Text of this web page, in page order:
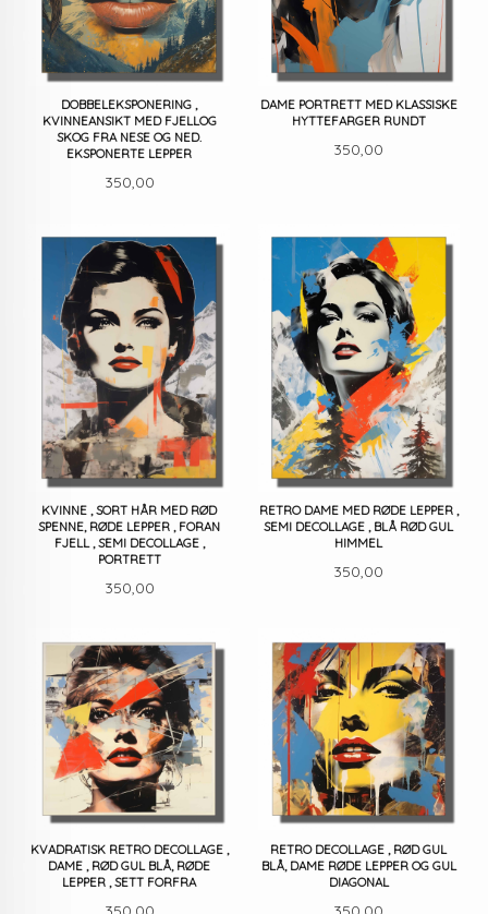
DOBBELEKSPONERING ,
KVINNEANSIKT MED FJELLOG
SKOG FRA NESE OG NED.
EKSPONERTE LEPPER
Pris
350,00
DAME PORTRETT MED KLASSISKE
HYTTEFARGER RUNDT
Pris
350,00
KVINNE , SORT HÅR MED RØD
SPENNE, RØDE LEPPER , FORAN
FJELL , SEMI DECOLLAGE ,
PORTRETT
Pris
350,00
RETRO DAME MED RØDE LEPPER ,
SEMI DECOLLAGE , BLÅ RØD GUL
HIMMEL
Pris
350,00
KVADRATISK RETRO DECOLLAGE ,
DAME , RØD GUL BLÅ, RØDE
LEPPER , SETT FORFRA
Pris
RETRO DECOLLAGE , RØD GUL
BLÅ, DAME RØDE LEPPER OG GUL
DIAGONAL
Pris